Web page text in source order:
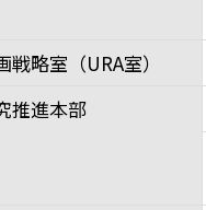
戦略室（URA室）
推進本部